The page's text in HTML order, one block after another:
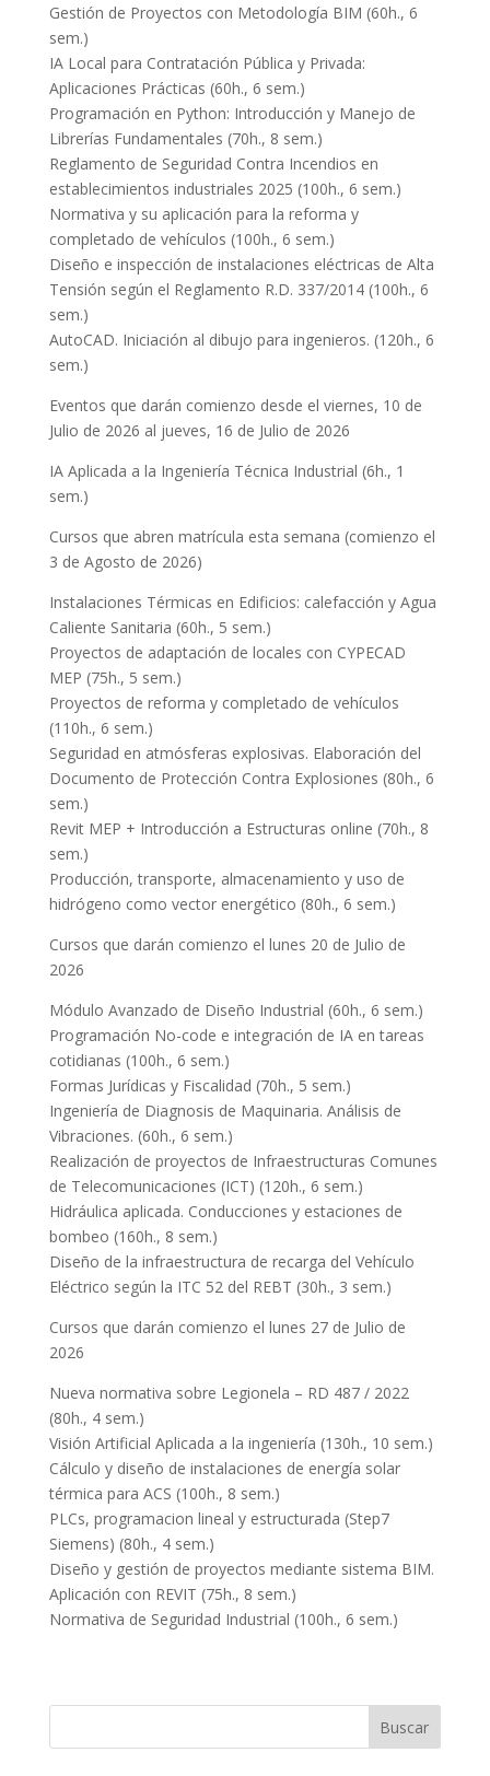
Gestión de Proyectos con Metodología BIM (60h., 6
sem.)
IA Local para Contratación Pública y Privada:
Aplicaciones Prácticas (60h., 6 sem.)
Programación en Python: Introducción y Manejo de
Librerías Fundamentales (70h., 8 sem.)
Reglamento de Seguridad Contra Incendios en
establecimientos industriales 2025 (100h., 6 sem.)
Normativa y su aplicación para la reforma y
completado de vehículos (100h., 6 sem.)
Diseño e inspección de instalaciones eléctricas de Alta
Tensión según el Reglamento R.D. 337/2014 (100h., 6
sem.)
AutoCAD. Iniciación al dibujo para ingenieros. (120h., 6
sem.)
Eventos que darán comienzo desde el viernes, 10 de
Julio de 2026 al jueves, 16 de Julio de 2026
IA Aplicada a la Ingeniería Técnica Industrial (6h., 1
sem.)
Cursos que abren matrícula esta semana (comienzo el
3 de Agosto de 2026)
Instalaciones Térmicas en Edificios: calefacción y Agua
Caliente Sanitaria (60h., 5 sem.)
Proyectos de adaptación de locales con CYPECAD
MEP (75h., 5 sem.)
Proyectos de reforma y completado de vehículos
(110h., 6 sem.)
Seguridad en atmósferas explosivas. Elaboración del
Documento de Protección Contra Explosiones (80h., 6
sem.)
Revit MEP + Introducción a Estructuras online (70h., 8
sem.)
Producción, transporte, almacenamiento y uso de
hidrógeno como vector energético (80h., 6 sem.)
Cursos que darán comienzo el lunes 20 de Julio de
2026
Módulo Avanzado de Diseño Industrial (60h., 6 sem.)
Programación No-code e integración de IA en tareas
cotidianas (100h., 6 sem.)
Formas Jurídicas y Fiscalidad (70h., 5 sem.)
Ingeniería de Diagnosis de Maquinaria. Análisis de
Vibraciones. (60h., 6 sem.)
Realización de proyectos de Infraestructuras Comunes
de Telecomunicaciones (ICT) (120h., 6 sem.)
Hidráulica aplicada. Conducciones y estaciones de
bombeo (160h., 8 sem.)
Diseño de la infraestructura de recarga del Vehículo
Eléctrico según la ITC 52 del REBT (30h., 3 sem.)
Cursos que darán comienzo el lunes 27 de Julio de
2026
Nueva normativa sobre Legionela – RD 487 / 2022
(80h., 4 sem.)
Visión Artificial Aplicada a la ingeniería (130h., 10 sem.)
Cálculo y diseño de instalaciones de energía solar
térmica para ACS (100h., 8 sem.)
PLCs, programacion lineal y estructurada (Step7
Siemens) (80h., 4 sem.)
Diseño y gestión de proyectos mediante sistema BIM.
Aplicación con REVIT (75h., 8 sem.)
Normativa de Seguridad Industrial (100h., 6 sem.)
Buscar